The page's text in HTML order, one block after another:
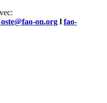
on.org l fao-